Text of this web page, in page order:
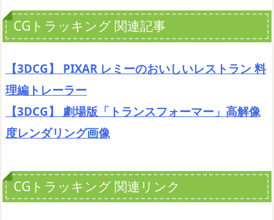
CGトラッキング 関連記事
【3DCG】 PIXAR レミーのおいしいレストラン 料
理編トレーラー
【3DCG】 劇場版「トランスフォーマー」高解像
度レンダリング画像
CGトラッキング 関連リンク